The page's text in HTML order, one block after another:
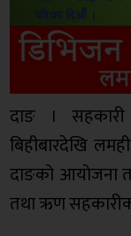
दाङ ।
बिहीबारदेखि
दाङको आयाेजना
तथा ऋण